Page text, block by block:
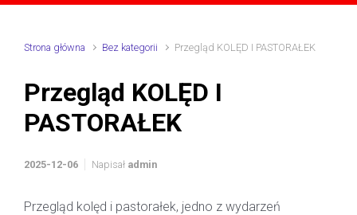
Strona główna Bez kategorii Przegląd KOLĘD I PASTORAŁEK
Przegląd KOLĘD I
PASTORAŁEK
2025-12-06 Napisał admin
Przegląd kolęd i pastorałek, jedno z wydarzeń